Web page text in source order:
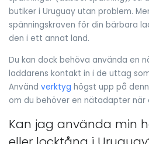
butiker i Uruguay utan problem.
spänningskraven för din bärbara
den i ett annat land.
Du kan dock behöva använda en
laddarens kontakt in i de uttag
Använd verktyg högst upp på
om du behöver en nätadapter när
Kan jag använda min